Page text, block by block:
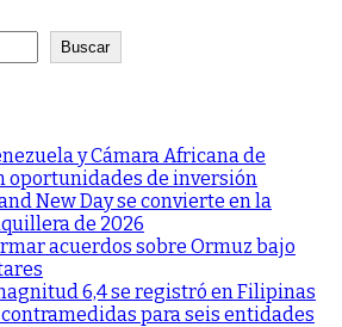
Buscar
y Cámara Africana de
oportunidades de inversión
New Day se convierte en la
de 2026
acuerdos sobre Ormuz bajo
6,4 se registró en Filipinas
para seis entidades